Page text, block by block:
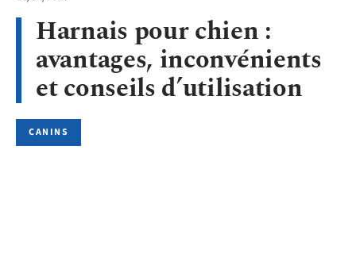
Harnais pour chien :
avantages, inconvénients
et conseils d’utilisation
CANINS